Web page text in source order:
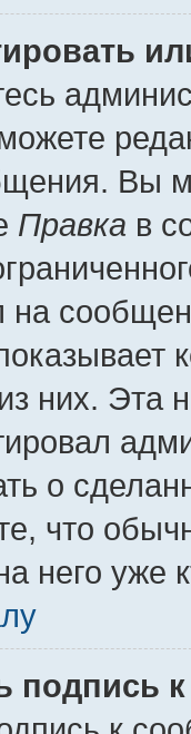
Вы
Правка в
на
них. Эта
о
что
него уже
подпись